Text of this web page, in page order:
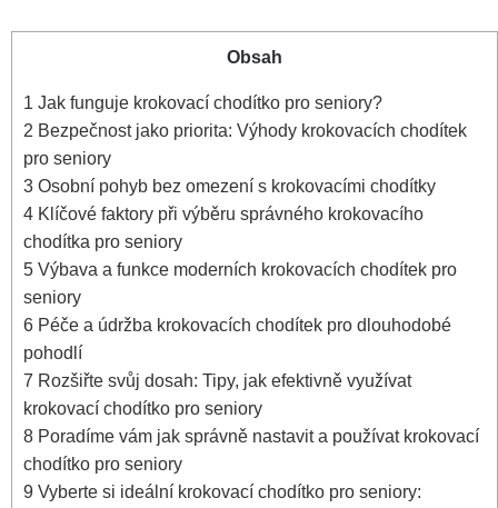
Obsah
1 Jak funguje krokovací chodítko pro seniory?
2 Bezpečnost jako priorita: Výhody krokovacích chodítek
pro seniory
3 Osobní pohyb bez omezení s krokovacími chodítky
4 Klíčové faktory při výběru správného krokovacího
chodítka pro seniory
5 Výbava a funkce moderních krokovacích chodítek pro
seniory
6 Péče a údržba krokovacích chodítek pro dlouhodobé
pohodlí
7 Rozšiřte svůj dosah: Tipy, jak efektivně využívat
krokovací chodítko pro seniory
8 Poradíme vám jak správně nastavit a používat krokovací
chodítko pro seniory
9 Vyberte si ideální krokovací chodítko pro seniory: